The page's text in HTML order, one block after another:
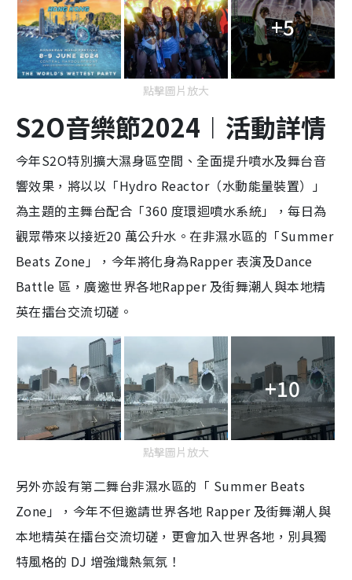
m
+5
點擊圖片放大
S2O音樂節2024︱活動詳情
今年S2O特別擴大濕身區空間、全面提升噴水及舞台音
響效果，將以以「Hydro Reactor（水動能量裝置）」
為主題的主舞台配合「360 度環迴噴水系統」，每日為
觀眾帶來以接近20 萬公升水。在非濕水區的「Summer
Beats Zone」，今年將化身為Rapper 表演及Dance
Battle 區，廣邀世界各地Rapper 及街舞潮人與本地精
英在擂台交流切磋。
+10
點擊圖片放大
另外亦設有第二舞台非濕水區的「 Summer Beats
Zone」，今年不但邀請世界各地 Rapper 及街舞潮人與
本地精英在擂台交流切磋，更會加入世界各地，別具獨
特風格的 DJ 增強熾熱氣氛！